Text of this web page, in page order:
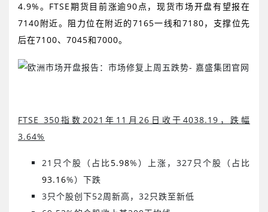
4.9%。 FTSE期货目前涨逾90点，现货市场开盘有望报在
7140附近。阻力位在附近的7165一线和7180，支撑位先
后在7100、 7045和7000。
FTSE 350指数 2021 年 11 月 26 日收于4038.19 ，跌幅
3.64%
21 只个股（占比5.98%）上涨， 327 只个股（占比
93.16%）下跌
3只个股创下52周新高， 32 只跌至新低